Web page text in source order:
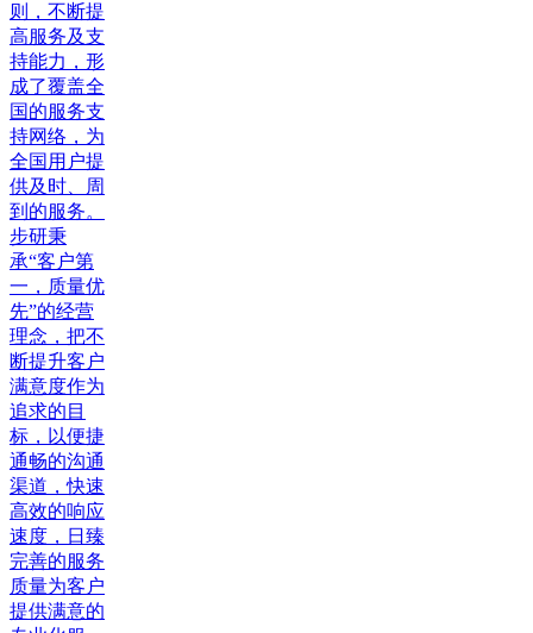
则，不断提
高服务及支
持能力，形
成了覆盖全
国的服务支
持网络，为
全国用户提
供及时、周
到的服务。
步研秉
承“客户第
一，质量优
先”的经营
理念，把不
断提升客户
满意度作为
追求的目
标，以便捷
通畅的沟通
渠道，快速
高效的响应
速度，日臻
完善的服务
质量为客户
提供满意的